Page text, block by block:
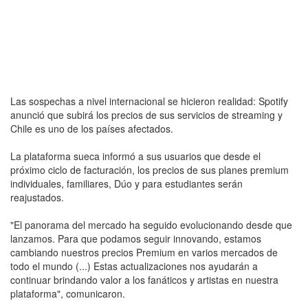
Las sospechas a nivel internacional se hicieron realidad: Spotify
anunció que subirá los precios de sus servicios de streaming y
Chile es uno de los países afectados.
La plataforma sueca informó a sus usuarios que desde el
próximo ciclo de facturación, los precios de sus planes premium
individuales, familiares, Dúo y para estudiantes serán
reajustados.
"El panorama del mercado ha seguido evolucionando desde que
lanzamos. Para que podamos seguir innovando, estamos
cambiando nuestros precios Premium en varios mercados de
todo el mundo (...) Estas actualizaciones nos ayudarán a
continuar brindando valor a los fanáticos y artistas en nuestra
plataforma", comunicaron.